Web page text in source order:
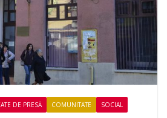
DE PRESĂ COMUNITATE SOCIAL